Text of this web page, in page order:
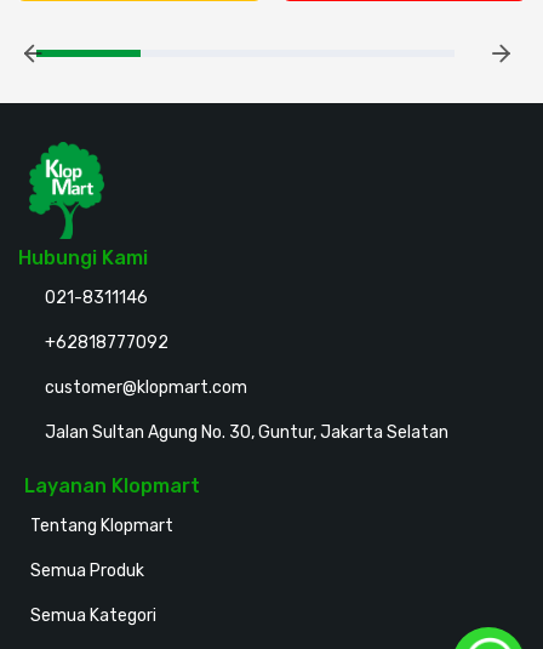
Hubungi Kami
021-8311146
+62818777092
customer@klopmart.com
Jalan Sultan Agung No. 30, Guntur, Jakarta Selatan
Layanan Klopmart
Tentang Klopmart
Semua Produk
Semua Kategori